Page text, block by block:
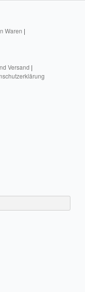
Waren |
Versand |